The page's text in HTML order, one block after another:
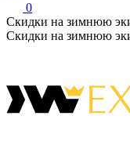
0
Скидки на зимнюю
Скидки на зимнюю